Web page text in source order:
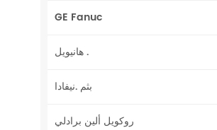
GE Fanuc
هانيويل .
بثم .نيفادا
روكويل ألين برادلي